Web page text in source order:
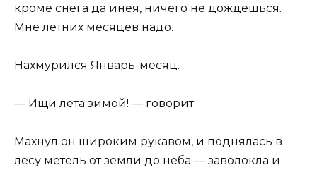
кроме снега да инея, ничего не дождёшься.
Мне летних месяцев надо.
Нахмурился Январь-месяц.
— Ищи лета зимой! — говорит.
Махнул он широким рукавом, и поднялась в
лесу метель от земли до неба — заволокла и